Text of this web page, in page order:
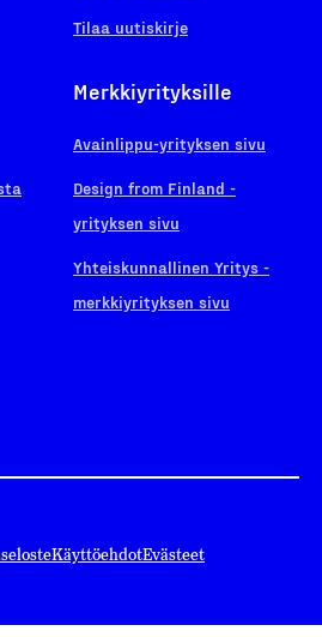
Tilaa uutiskirje
Merkkiyrityksille
Avainlippu-yrityksen sivu
Design from Finland -
yrityksen sivu
Yhteiskunnallinen Yritys -
merkkiyrityksen sivu
KäyttöehdotEvästeet